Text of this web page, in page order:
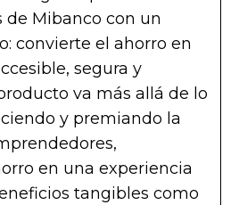
de Mibanco con un
convierte el ahorro en
segura y
va más allá de lo
y premiando la
en una experiencia
tangibles como